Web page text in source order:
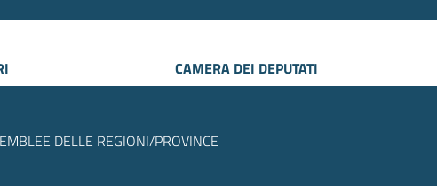
CAMERA DEI DEPUTATI
DELLE REGIONI/PROVINCE